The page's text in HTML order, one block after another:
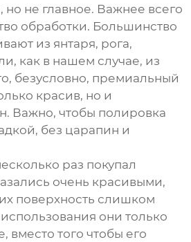
но не главное. Важнее всего
обработки. Большинство
из янтаря, рога,
как в нашем случае, из
безусловно, премиальный
красив, но и
Важно, чтобы полировка
без царапин и
раз покупал
очень красивыми,
поверхность слишком
они только
вместо того чтобы его